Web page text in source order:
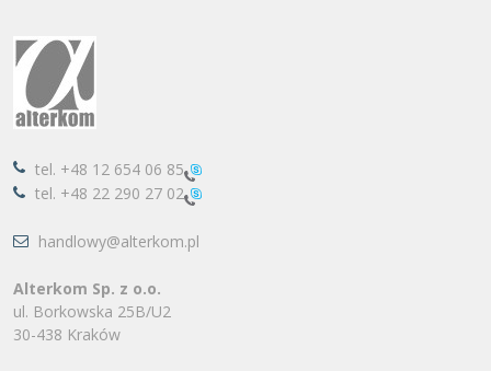
tel. +48 12 654 06 85
tel. +48 22 290 27 02
handlowy@alterkom.pl
Alterkom Sp. z o.o.
ul. Borkowska 25B/U2
30-438 Kraków